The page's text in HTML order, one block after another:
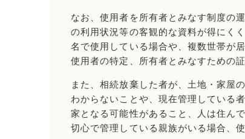
なお、使用者を所有者とみなす制度の
の利用状況等の客観的な資料が得にく
名で使用している場合や、複数世帯が
使用者の特定、所有者とみなすための
また、相続放棄した者が、土地・家屋
わからないことや、現在管理している
家となる可能性があること、人は住ん
切心で管理している親族がいる場合、